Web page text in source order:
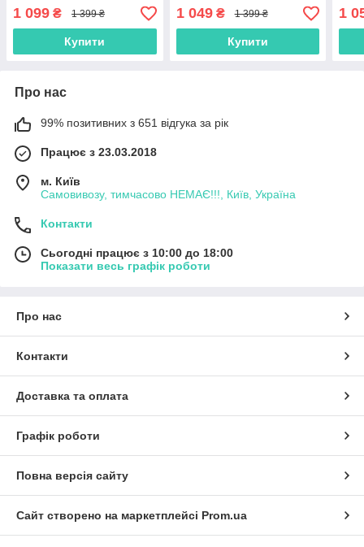
1 099 ₴ 1 399 ₴
Купити
Польща)
1 049₴ 1 399 ₴
Купити
1
Про нас
99% позитивних з 651 відгука за рік
Працює з 23.03.2018
м. Київ
Самовивозу, тимчасово НЕМАЄ!!!, Київ, Україна
Контакти
Сьогодні працює з 10:00 до 18:00
Показати весь графік роботи
Про нас
Контакти
Доставка та оплата
Графік роботи
Повна версія сайту
Сайт створено на маркетплейсі Prom.ua